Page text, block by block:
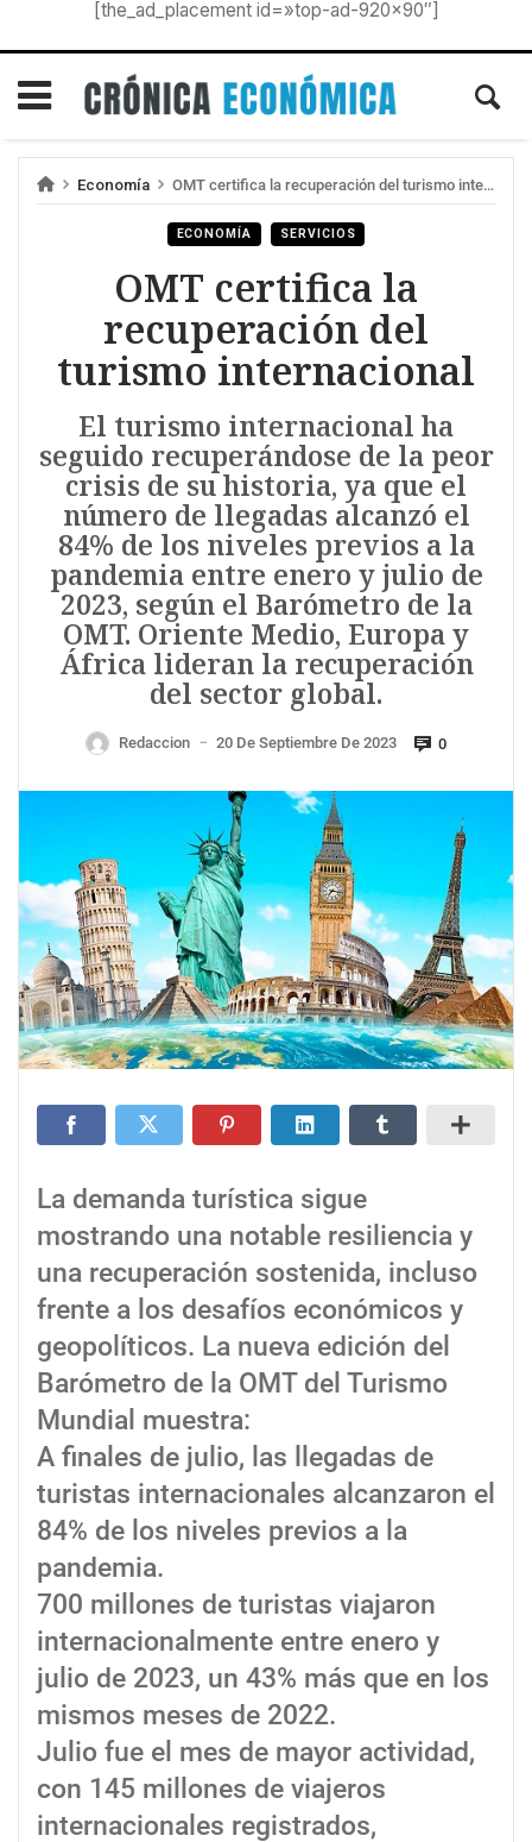
[the_ad_placement id=»top-ad-920×90″]
Economía OMT certifica la recuperación del turismo internacional
ECONOMÍA SERVICIOS
OMT certifica la
recuperación del
turismo internacional
El turismo internacional ha
seguido recuperándose de la peor
crisis de su historia, ya que el
número de llegadas alcanzó el
84% de los niveles previos a la
pandemia entre enero y julio de
2023, según el Barómetro de la
OMT. Oriente Medio, Europa y
África lideran la recuperación
del sector global.
Redaccion — 20 De Septiembre De 2023 0
La demanda turística sigue
mostrando una notable resiliencia y
una recuperación sostenida, incluso
frente a los desafíos económicos y
geopolíticos. La nueva edición del
Barómetro de la OMT del Turismo
Mundial muestra:
A finales de julio, las llegadas de
turistas internacionales alcanzaron el
84% de los niveles previos a la
pandemia.
700 millones de turistas viajaron
internacionalmente entre enero y
julio de 2023, un 43% más que en los
mismos meses de 2022.
Julio fue el mes de mayor actividad,
con 145 millones de viajeros
internacionales registrados,